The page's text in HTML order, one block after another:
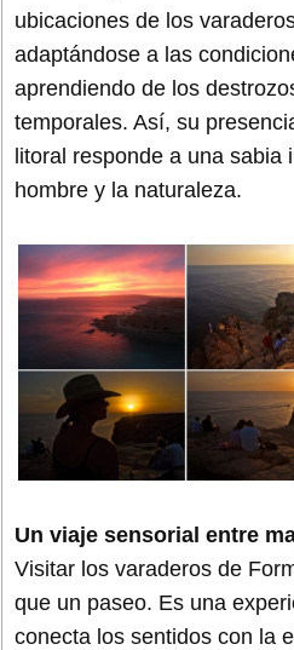
ubicaciones de los
adaptándose a las
aprendiendo de los
temporales. Así, su
litoral responde a una sabia
hombre y la naturaleza.
Un viaje sensorial entre
Visitar los varaderos de
que un paseo. Es una
conecta los sentidos con la